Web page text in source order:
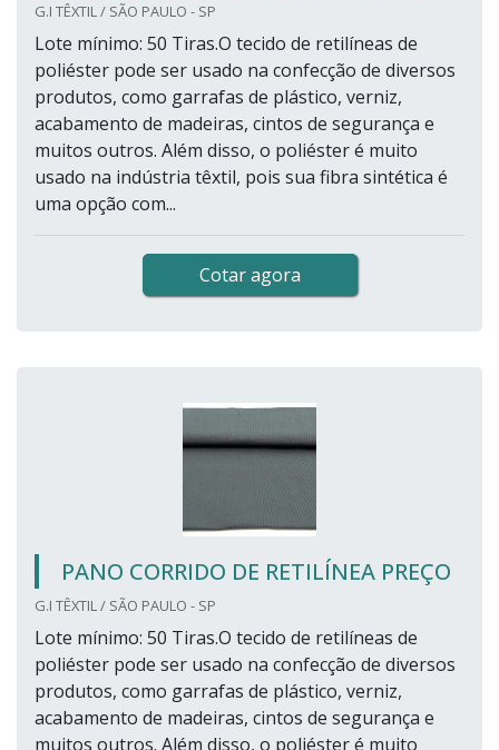
G.I TÊXTIL / SÃO PAULO - SP
Lote mínimo: 50 Tiras.O tecido de retilíneas de
poliéster pode ser usado na confecção de diversos
produtos, como garrafas de plástico, verniz,
acabamento de madeiras, cintos de segurança e
muitos outros. Além disso, o poliéster é muito
usado na indústria têxtil, pois sua fibra sintética é
uma opção com...
Cotar agora
PANO CORRIDO DE RETILÍNEA PREÇO
G.I TÊXTIL / SÃO PAULO - SP
Lote mínimo: 50 Tiras.O tecido de retilíneas de
poliéster pode ser usado na confecção de diversos
produtos, como garrafas de plástico, verniz,
acabamento de madeiras, cintos de segurança e
muitos outros. Além disso, o poliéster é muito